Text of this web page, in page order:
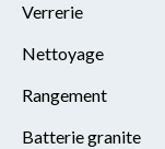
Verrerie
Nettoyage
Rangement
Batterie granite